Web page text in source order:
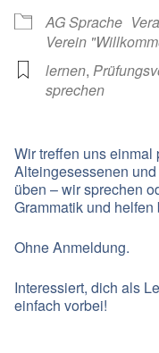
AG Sprache
Verein
lernen,
sprechen
Wir treffen uns einmal
Alteingesessenen
üben – wir sprechen
Grammatik und
Ohne Anmeldung.
Interessiert, dich als
einfach vorbei!